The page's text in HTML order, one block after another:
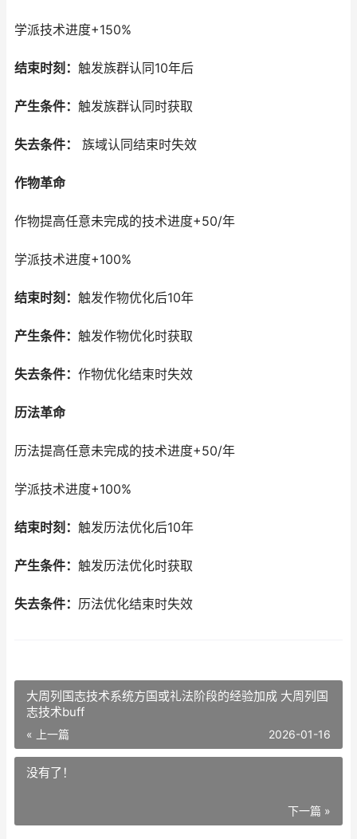
学派技术进度+150%
结束时刻： 触发族群认同10年后
产生条件： 触发族群认同时获取
失去条件： 族域认同结束时失效
作物革命
作物提高任意未完成的技术进度+50/年
学派技术进度+100%
结束时刻： 触发作物优化后10年
产生条件： 触发作物优化时获取
失去条件： 作物优化结束时失效
历法革命
历法提高任意未完成的技术进度+50/年
学派技术进度+100%
结束时刻： 触发历法优化后10年
产生条件： 触发历法优化时获取
失去条件： 历法优化结束时失效
大周列国志技术系统方国或礼法阶段的经验加成 大周列国
志技术buff
« 上一篇 2026-01-16
没有了！
下一篇 »